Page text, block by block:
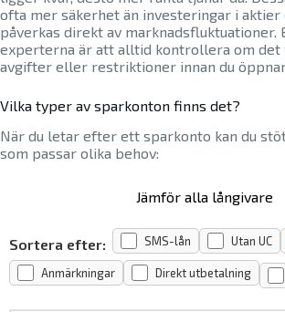
ofta mer säkerhet än investeringar i
påverkas direkt av marknadsfluktuationer.
experterna är att alltid kontrollera om det
avgifter eller restriktioner innan du
Vilka typer av sparkonton finns det?
När du letar efter ett sparkonto kan du
som passar olika behov:
Jämför alla långivare
Sortera efter: SMS-lån Utan UC
Anmärkningar Direkt utbetalning